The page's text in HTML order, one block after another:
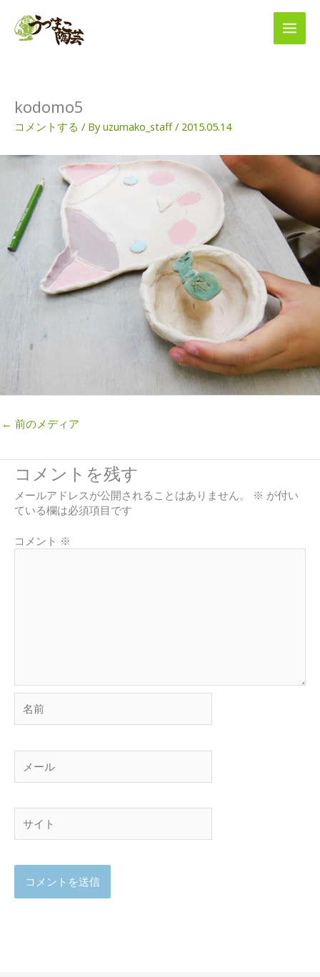
kodomo5
コメントする / Byuzumako_staff/ 2015.05.14
← 前のメディア
コメントを残す
メールアドレスが公開されることはありません。 ※ が付い
ている欄は必須項目です
コメント ※
前
ー
ル
ト